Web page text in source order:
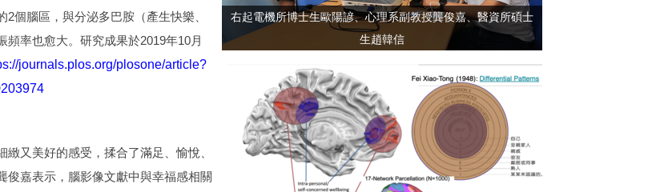
右起電機所博士生歐陽諺、心理系副教授龔俊嘉、醫資所碩士
生趙韓信
個腦區，與分泌多巴胺（產生快樂、
頻率也愈大。研究成果於2019年10月
journals.plos.org/plosone/article?
緻又美好的感受，揉合了滿足、愉悅、
俊嘉表示，腦影像文獻中與幸福感相關